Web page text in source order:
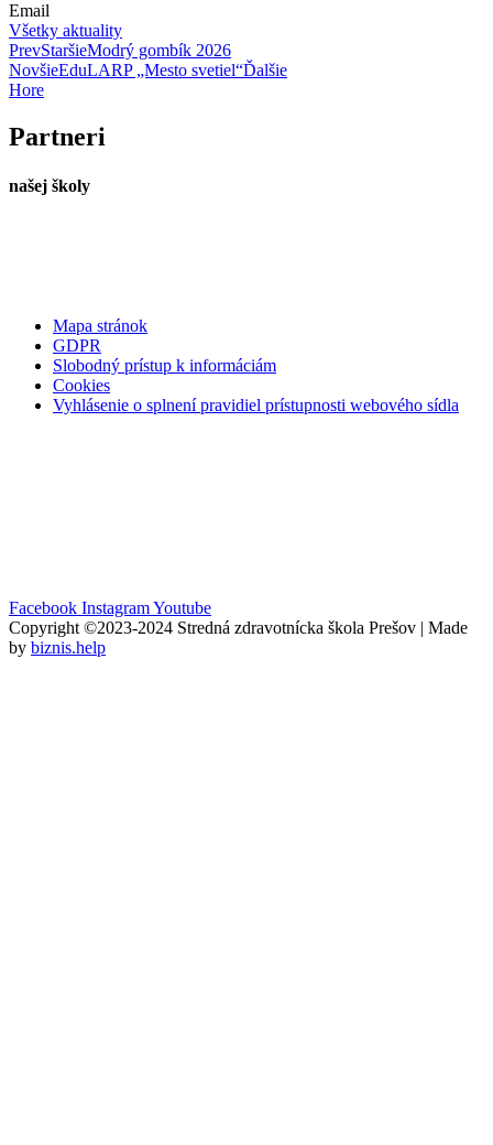
Email
Všetky aktuality
PrevStaršieModrý gombík 2026
NovšieEduLARP „Mesto svetiel“Ďalšie
Hore
Partneri
našej školy
Mapa stránok
GDPR
Slobodný prístup k informáciám
Cookies
Vyhlásenie o splnení pravidiel prístupnosti webového sídla
Facebook InstagramYoutube
Copyright ©2023-2024 Stredná zdravotnícka škola Prešov | Made
by biznis.help